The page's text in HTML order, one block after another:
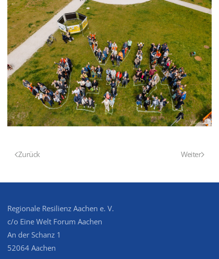
Zurück Weiter
Regionale Resilienz Aachen e. V.
c/o Eine Welt Forum Aachen
An der Schanz 1
52064 Aachen